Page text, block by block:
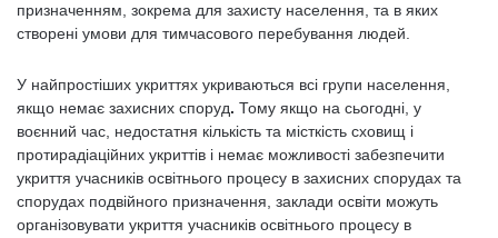
призначенням, зокрема для захисту населення, та в яких
створені умови для тимчасового перебування людей.
У найпростіших укриттях укриваються всі групи населення,
якщо немає захисних споруд. Тому якщо на сьогодні, у
воєнний час, недостатня кількість та місткість сховищ і
протирадіаційних укриттів і немає можливості забезпечити
укриття учасників освітнього процесу в захисних спорудах та
спорудах подвійного призначення, заклади освіти можуть
організовувати укриття учасників освітнього процесу в